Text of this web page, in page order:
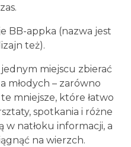
BB-appka (nazwa jest
też).
miejscu zbierać
młodych – zarówno
mniejsze, które łatwo
spotkania i różne
w natłoku informacji, a
na wierzch.